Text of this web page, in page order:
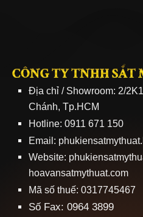
CÔNG TY TNHH SẮT
Địa chỉ / Showroom: 2/
Chánh, Tp.HCM
Hotline: 0911 671 150
Email:
Website:
hoavansatmythuat.com
Mã số thuế: 0317745467
Số Fax: 0964 3899